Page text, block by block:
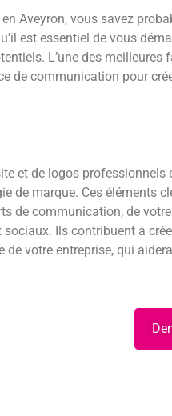
en Aveyron, vous savez
est essentiel de vous
L’une des meilleures
de communication pour
et de logos professionnels
de marque. Ces éléments
de communication, de
Ils contribuent à
de votre entreprise, qui